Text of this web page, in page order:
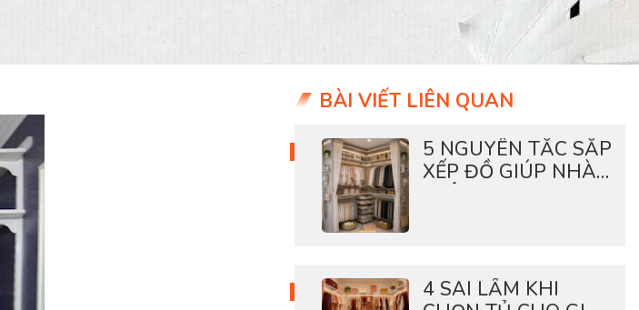
BÀI VIẾT LIÊN QUAN
5 NGUYÊN TẮC SẮP
XẾP ĐỒ GIÚP NHÀ
4 SAI LẦM KHI